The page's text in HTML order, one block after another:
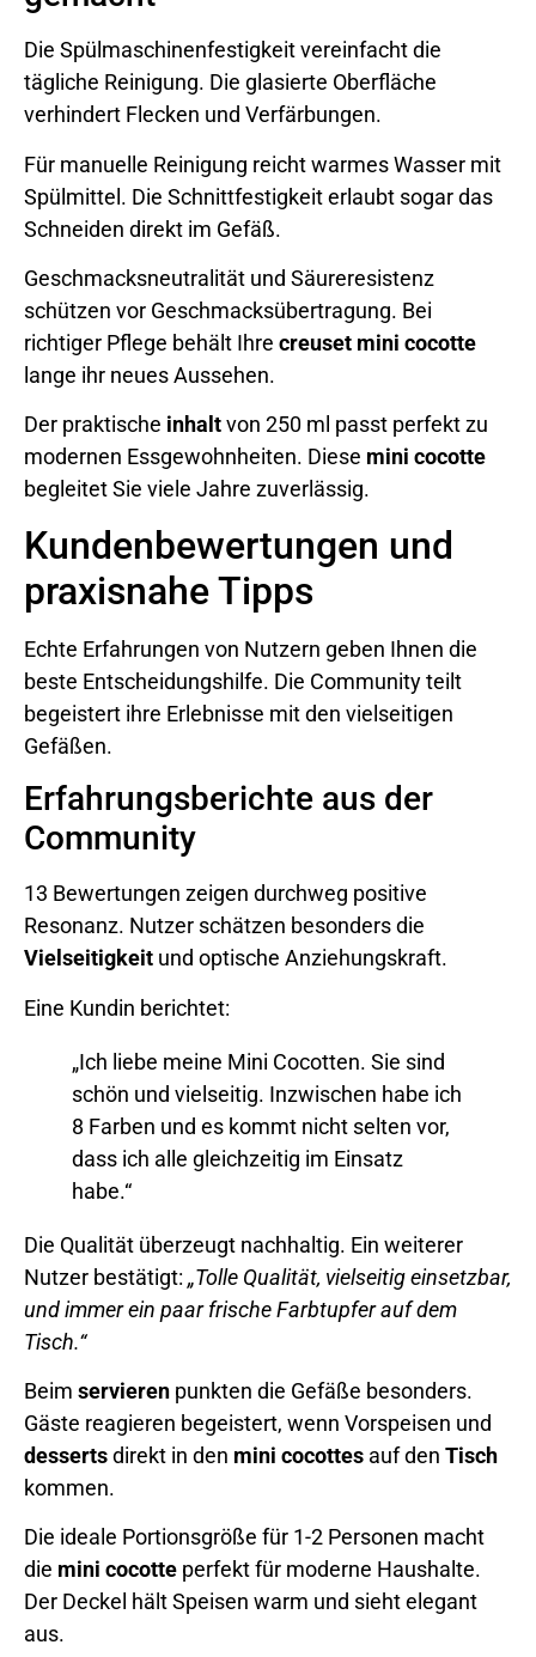
Die Spülmaschinenfestigkeit vereinfacht die
tägliche Reinigung. Die glasierte Oberfläche
verhindert Flecken und Verfärbungen.
Für manuelle Reinigung reicht warmes Wasser mit
Spülmittel. Die Schnittfestigkeit erlaubt sogar das
Schneiden direkt im Gefäß.
Geschmacksneutralität und Säureresistenz
schützen vor Geschmacksübertragung. Bei
richtiger Pflege behält Ihre creuset mini cocotte
lange ihr neues Aussehen.
Der praktische inhaltvon 250 ml passt perfekt zu
modernen Essgewohnheiten. Diese mini cocotte
begleitet Sie viele Jahre zuverlässig.
Kundenbewertungen und
praxisnahe Tipps
Echte Erfahrungen von Nutzern geben Ihnen die
beste Entscheidungshilfe. Die Community teilt
begeistert ihre Erlebnisse mit den vielseitigen
Gefäßen.
Erfahrungsberichte aus der
Community
13 Bewertungen zeigen durchweg positive
Resonanz. Nutzer schätzen besonders die
Vielseitigkeit und optische Anziehungskraft.
Eine Kundin berichtet:
„Ich liebe meine Mini Cocotten. Sie sind
schön und vielseitig. Inzwischen habe ich
8 Farben und es kommt nicht selten vor,
dass ich alle gleichzeitig im Einsatz
habe.“
Die Qualität überzeugt nachhaltig. Ein weiterer
Nutzer bestätigt: „Tolle Qualität, vielseitig einsetzbar,
und immer ein paar frische Farbtupfer auf dem
Tisch.“
Beim servieren punkten die Gefäße besonders.
Gäste reagieren begeistert, wenn Vorspeisen und
dessertsdirekt in den mini cocottes auf den Tisch
kommen.
Die ideale Portionsgröße für 1-2 Personen macht
die mini cocotte perfekt für moderne Haushalte.
Der Deckel hält Speisen warm und sieht elegant
aus.